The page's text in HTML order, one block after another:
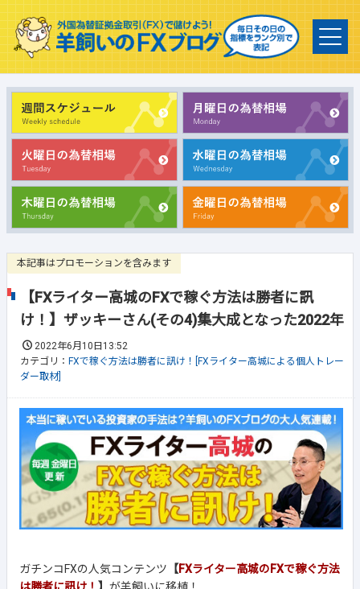
本記事はプロモーションを含みます
【FXライター高城のFXで稼ぐ方法は勝者に訊
け！】ザッキーさん(その4)集大成となった2022年
2022年6月10日13:52
カテゴリ： FXで稼ぐ方法は勝者に訊け！[FXライター高城による個人トレー
ダー取材]
ガチンコFXの人気コンテンツ 【 FXライター高城のFXで稼ぐ方法
は勝者に訊け！ 】 が羊飼いに移植！